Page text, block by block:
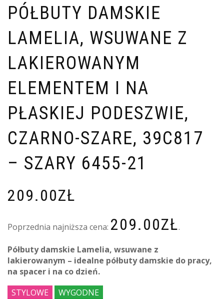
PÓŁBUTY DAMSKIE
LAMELIA, WSUWANE Z
LAKIEROWANYM
ELEMENTEM I NA
PŁASKIEJ PODESZWIE,
CZARNO-SZARE, 39C817
– SZARY 6455-21
209.00ZŁ
Poprzednia najniższa cena: 209.00ZŁ.
Półbuty damskie Lamelia, wsuwane z
lakierowanym – idealne półbuty damskie do pracy,
na spacer i na co dzień.
STYLOWE
WYGODNE